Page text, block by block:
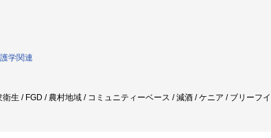
学関連
生 / FGD / 農村地域 / コミュニティーベース / 減酒 / ケニア / ブリーフ